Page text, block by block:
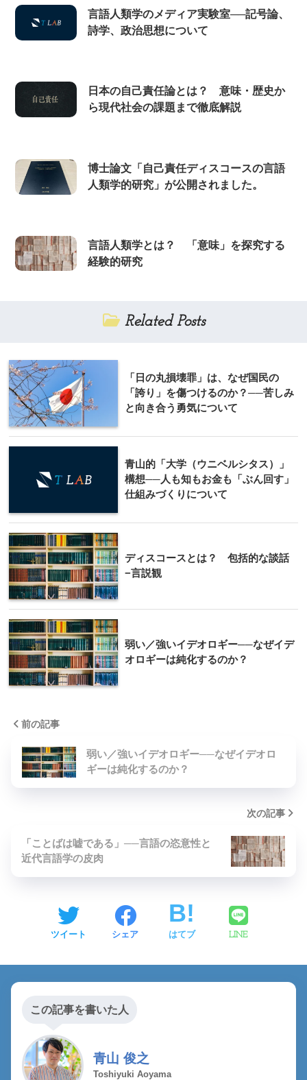
言語人類学のメディア実験室──記号論、
詩学、政治思想について
日本の自己責任論とは？ 意味・歴史か
ら現代社会の課題まで徹底解説
博士論文「自己責任ディスコースの言語
人類学的研究」が公開されました。
言語人類学とは？ 「意味」を探究する
経験的研究
Related Posts
「日の丸損壊罪」は、なぜ国民の
「誇り」を傷つけるのか？──苦しみ
と向き合う勇気について
青山的「大学（ウニベルシタス）」
構想──人も知もお金も「ぶん回す」
仕組みづくりについて
ディスコースとは？ 包括的な談話
−言説観
弱い／強いイデオロギー──なぜイデ
オロギーは純化するのか？
前の記事
弱い／強いイデオロギー──なぜイデオロ
ギーは純化するのか？
次の記事
「ことばは嘘である」──言語の恣意性と
近代言語学の皮肉
ツイート シェア はてブ LINE
この記事を書いた人
青山 俊之
Toshiyuki Aoyama